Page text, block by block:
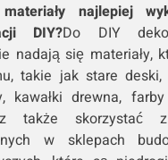
najlepiej
DIY?Do DIY
nadają się materiały,
takie jak stare deski,
kawałki drewna,
także skorzystać z
w sklepach